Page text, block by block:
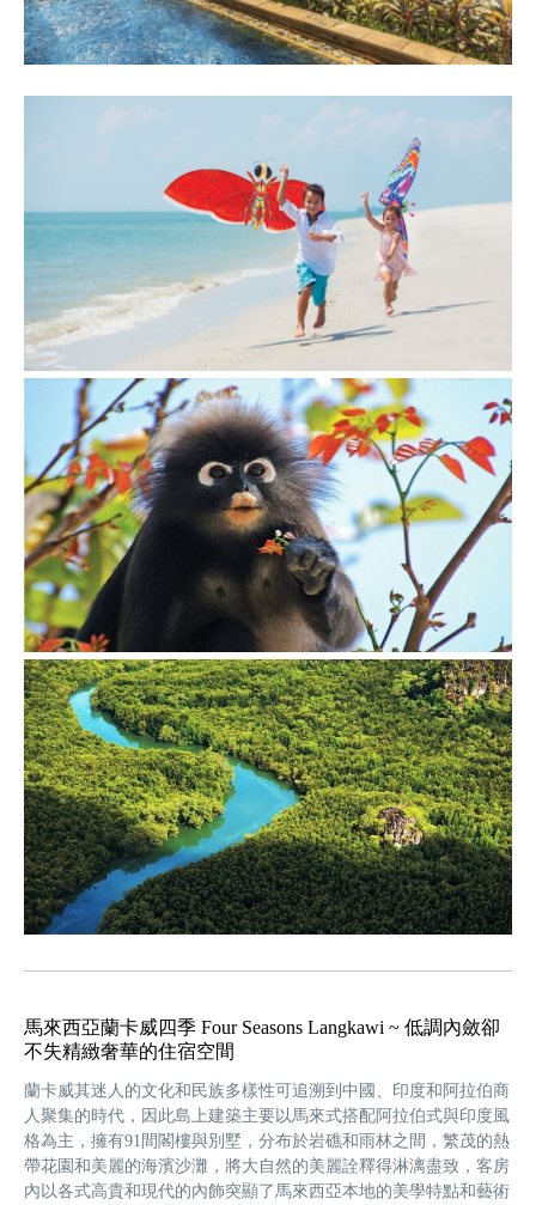
馬來西亞蘭卡威四季 Four Seasons Langkawi ~ 低調內斂卻
不失精緻奢華的住宿空間
蘭卡威其迷人的文化和民族多樣性可追溯到中國、印度和阿拉伯商
人聚集的時代，因此島上建築主要以馬來式搭配阿拉伯式與印度風
格為主，擁有91間閣樓與別墅，分布於岩礁和雨林之間，繁茂的熱
帶花園和美麗的海濱沙灘，將大自然的美麗詮釋得淋漓盡致，客房
內以各式高貴和現代的內飾突顯了馬來西亞本地的美學特點和藝術